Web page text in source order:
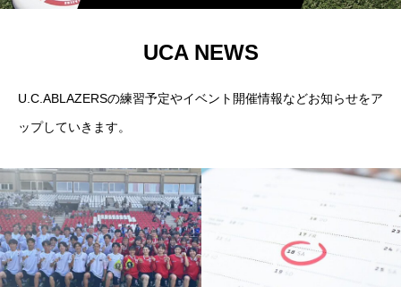
UCA NEWS
U.C.ABLAZERSの練習予定やイベント開催情報などお知らせをア
ップしていきます。